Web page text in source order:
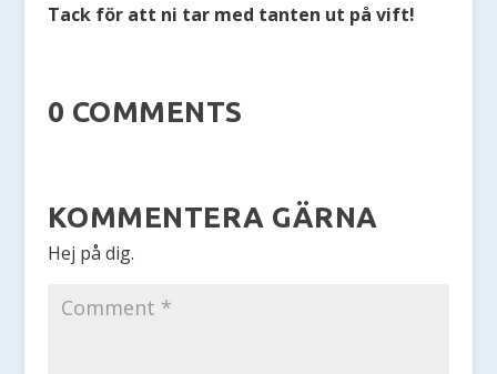
Tack för att ni tar med tanten ut på vift!
0 COMMENTS
KOMMENTERA GÄRNA
Hej på dig.